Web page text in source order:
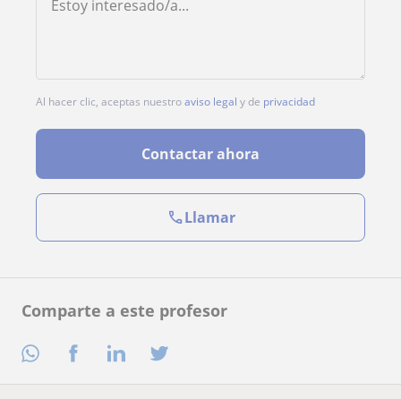
Comparte a este profesor
Al hacer clic, aceptas nuestroaviso legal y de privacidad
Contactar ahora
Llamar